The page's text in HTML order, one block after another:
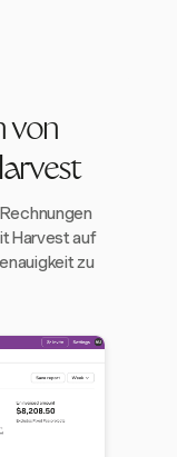
von
Harvest auf
zu